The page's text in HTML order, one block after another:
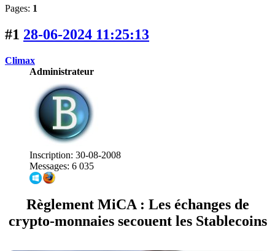
Pages: 1
#1 28-06-2024 11:25:13
Climax
Administrateur
Inscription: 30-08-2008
Messages: 6 035
Règlement MiCA : Les échanges de
crypto-monnaies secouent les Stablecoins